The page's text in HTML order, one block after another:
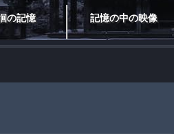
の記憶 記憶の中の映像